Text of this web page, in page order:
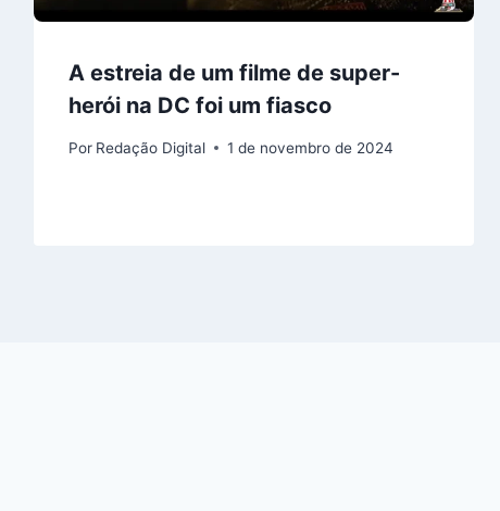
A estreia de um filme de super-
herói na DC foi um fiasco
Por Redação Digital 1 de novembro de 2024